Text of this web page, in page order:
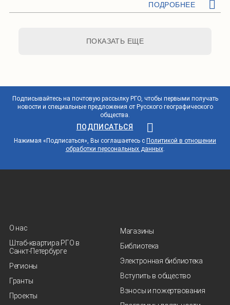
ПОДРОБНЕЕ
ПОКАЗАТЬ ЕЩЕ
Подписывайтесь на почтовую рассылку РГО, чтобы первыми получать
новости и специальные предложения от Русского географического
общества.
ПОДПИСАТЬСЯ
Нажимая «Подписаться», Вы соглашаетесь с Политикой в отношении
обработки персональных данных.
О нас
Штаб-квартира РГО в
Санкт‑Петербурге
Регионы
Гранты
Проекты
Магазины
Библиотека
Электронная библиотека
Вступить в общество
Взносы и пожертвования